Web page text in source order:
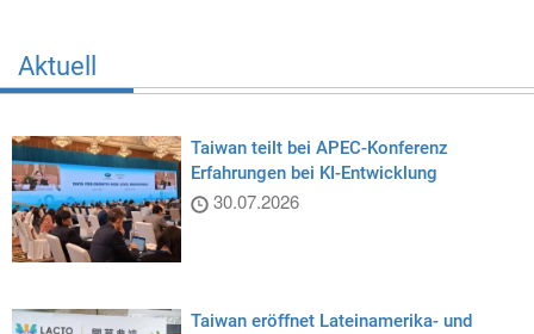
Aktuell
Taiwan teilt bei APEC-Konferenz
Erfahrungen bei KI-Entwicklung
30.07.2026
Taiwan eröffnet Lateinamerika- und